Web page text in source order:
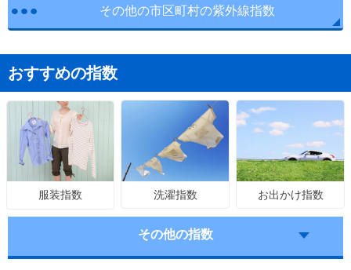
その他の市区町村の紫外線指数
おすすめの指数
服装指数 洗濯指数 お出かけ指数
その他の指数